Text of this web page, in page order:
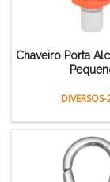
Chaveiro Porta